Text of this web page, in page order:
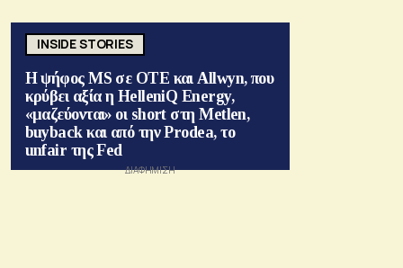
INSIDE STORIES
Η ψήφος MS σε ΟΤΕ και Allwyn, που
κρύβει αξία η HelleniQ Energy,
«μαζεύονται» οι short στη Metlen,
buyback και από την Prodea, το
unfair της Fed